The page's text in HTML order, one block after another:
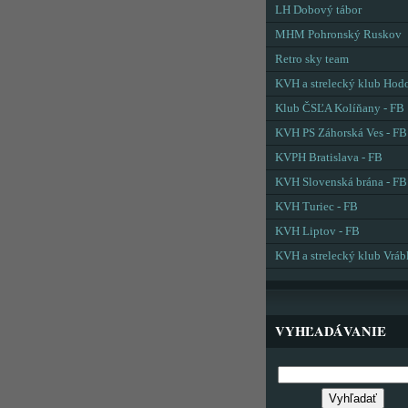
LH Dobový tábor
MHM Pohronský Ruskov
Retro sky team
KVH a strelecký klub
Klub ČSĽA Kolíňany - FB
KVH PS Záhorská Ves - FB
KVPH Bratislava - FB
KVH Slovenská brána - FB
KVH Turiec - FB
KVH Liptov - FB
KVH a strelecký klub
VYHĽADÁVANIE